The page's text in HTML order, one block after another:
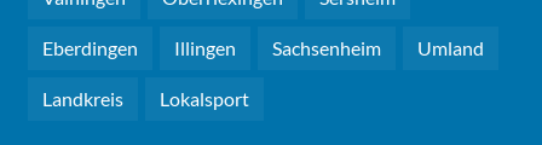
Eberdingen Illingen Sachsenheim Umland
Landkreis Lokalsport